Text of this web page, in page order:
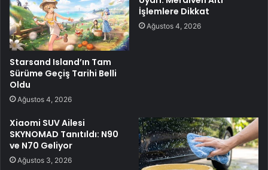
Starsand Island’ın Tam
Sürüme Geçiş Tarihi Belli
Oldu
Ağustos 4, 2026
İşlemlere Dikkat
Ağustos 4, 2026
Xiaomi SUV Ailesi
SKYNOMAD Tanıtıldı: N90
ve N70 Geliyor
Ağustos 3, 2026